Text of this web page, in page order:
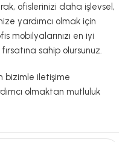
ofislerinizi daha işlevsel,
yardımcı olmak için
mobilyalarınızı en iyi
sahip olursunuz.
bizimle iletişime
olmaktan mutluluk